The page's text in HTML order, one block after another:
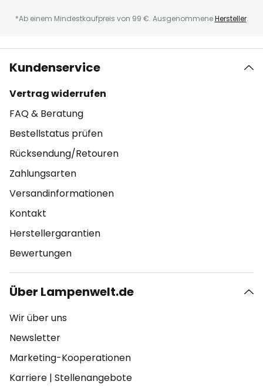
*Ab einem Mindestkaufpreis von 99 €. AusgenommeneHersteller.
Kundenservice
Vertrag widerrufen
FAQ & Beratung
Bestellstatus prüfen
Rücksendung/Retouren
Zahlungsarten
Versandinformationen
Kontakt
Herstellergarantien
Bewertungen
Über Lampenwelt.de
Wir über uns
Newsletter
Marketing-Kooperationen
Karriere | Stellenangebote